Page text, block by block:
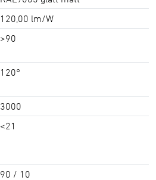
120,00 lm/W
>90
120°
3000
<21
90 / 10